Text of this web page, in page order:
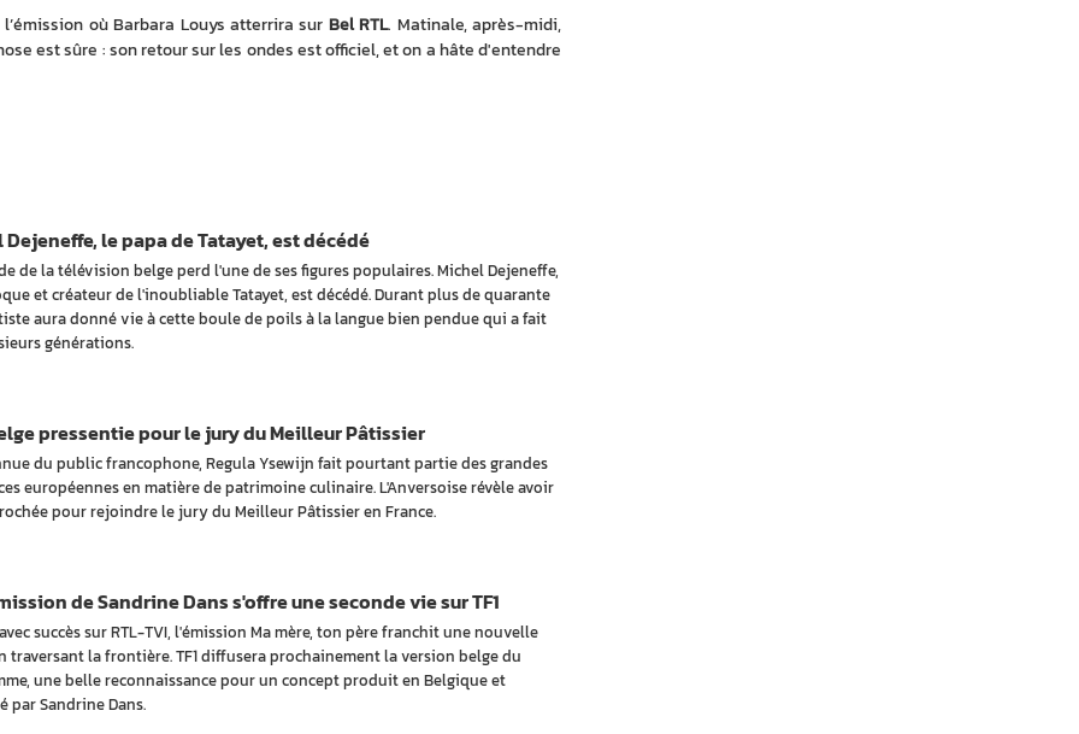
où Barbara Louys atterrira sur Bel RTL. Matinale, après-midi,
est sûre : son retour sur les ondes est officiel, et on a hâte d'entendre
de la télévision belge perd l'une de ses figures populaires. Michel Dejeneffe,
et créateur de l'inoubliable Tatayet, est décédé. Durant plus de quarante
aura donné vie à cette boule de poils à la langue bien pendue qui a fait
générations.
le papa de Tatayet, est décédé
du public francophone, Regula Ysewijn fait pourtant partie des grandes
européennes en matière de patrimoine culinaire. L'Anversoise révèle avoir
pour rejoindre le jury du Meilleur Pâtissier en France.
pressentie pour le jury du Meilleur Pâtissier
succès sur RTL-TVI, l'émission Ma mère, ton père franchit une nouvelle
traversant la frontière. TF1 diffusera prochainement la version belge du
une belle reconnaissance pour un concept produit en Belgique et
par Sandrine Dans.
de Sandrine Dans s'offre une seconde vie sur TF1